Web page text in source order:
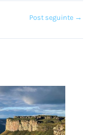
Post seguinte →